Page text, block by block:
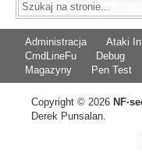
Administracja Ataki
CmdLineFu
Debug
Magazyny
Pen Test
Copyright © 2026 NF·
Derek Punsalan.